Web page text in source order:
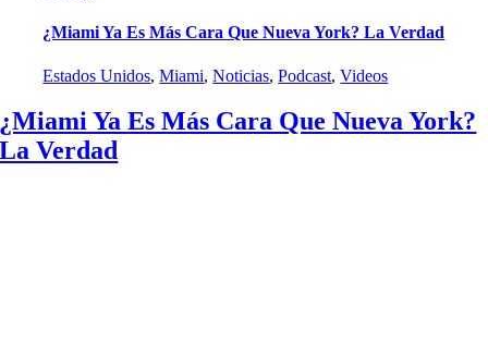
¿Miami Ya Es Más Cara Que Nueva York? La Verdad
Estados Unidos,Miami,Noticias,Podcast,Videos
¿Miami Ya Es Más Cara Que Nueva York?
La Verdad